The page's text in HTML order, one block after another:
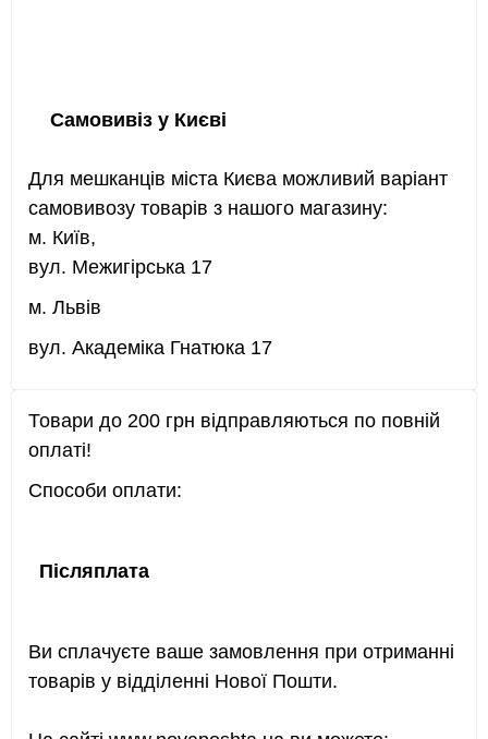
Самовивіз у Києві
Для мешканців міста Києва можливий варіант
самовивозу товарів з нашого магазину:
м. Київ,
вул. Межигірська 17
м. Львів
вул. Академіка Гнатюка 17
Товари до 200 грн відправляються по повній
оплаті!
Способи оплати:
Післяплата
Ви сплачуєте ваше замовлення при отриманні
товарів у відділенні Нової Пошти.